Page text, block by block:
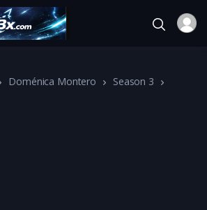
Doménica Montero
Season 3